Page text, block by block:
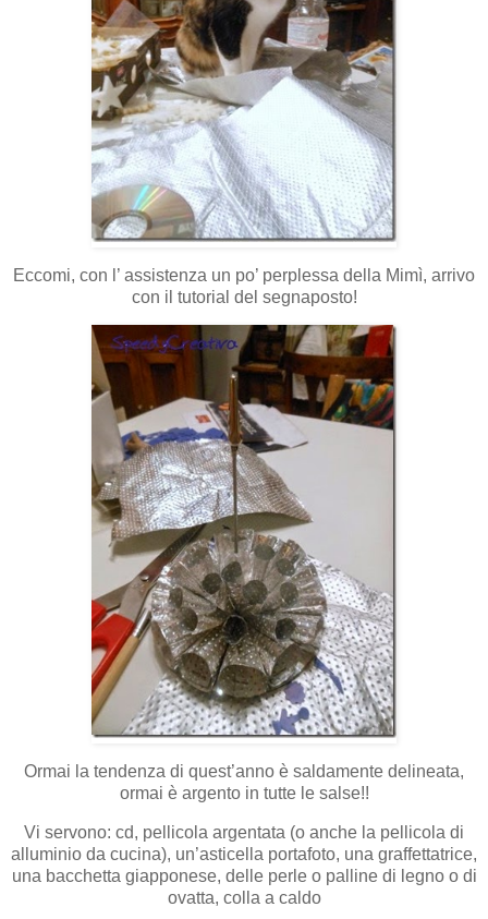
Eccomi, con l’ assistenza un po’ perplessa della Mimì, arrivo
con il tutorial del segnaposto!
Ormai la tendenza di quest’anno è saldamente delineata,
ormai è argento in tutte le salse!!
Vi servono: cd, pellicola argentata (o anche la pellicola di
alluminio da cucina), un’asticella portafoto, una graffettatrice,
una bacchetta giapponese, delle perle o palline di legno o di
ovatta, colla a caldo